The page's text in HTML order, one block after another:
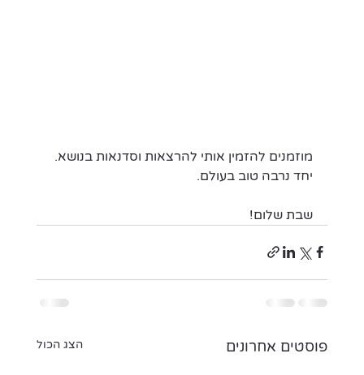
מוזמנים להזמין אותי להרצאות וסדנאות בנושא.
יחד נרבה טוב בעולם.
שבת שלום!
פוסטים אחרונים הצג הכול